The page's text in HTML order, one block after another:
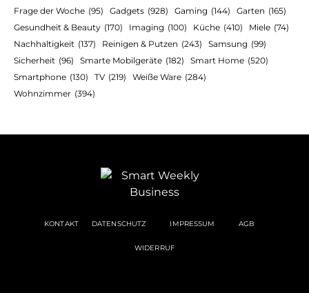
Frage der Woche (95) Gadgets (928) Gaming (144) Garten (165)
Gesundheit & Beauty (170) Imaging (100) Küche (410) Miele (74)
Nachhaltigkeit (137) Reinigen & Putzen (243) Samsung (99)
Sicherheit (96) Smarte Mobilgeräte (182) Smart Home (520)
Smartphone (130) TV (219) Weiße Ware (284)
Wohnzimmer (394)
KONTAKT DATENSCHUTZ IMPRESSUM AGB
WIDERRUF